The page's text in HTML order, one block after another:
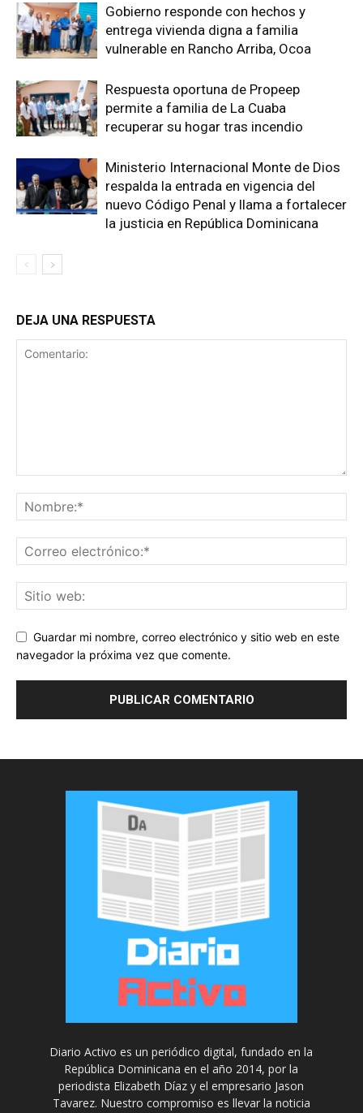
Gobierno responde con hechos y
entrega vivienda digna a familia
vulnerable en Rancho Arriba, Ocoa
Respuesta oportuna de Propeep
permite a familia de La Cuaba
recuperar su hogar tras incendio
Ministerio Internacional Monte de Dios
respalda la entrada en vigencia del
nuevo Código Penal y llama a fortalecer
la justicia en República Dominicana
DEJA UNA RESPUESTA
Guardar mi nombre, correo electrónico y sitio web en este
navegador la próxima vez que comente.
Diario Activo es un periódico digital, fundado en la
República Dominicana en el año 2014, por la
periodista Elizabeth Díaz y el empresario Jason
Tavarez. Nuestro compromiso es llevar la noticia